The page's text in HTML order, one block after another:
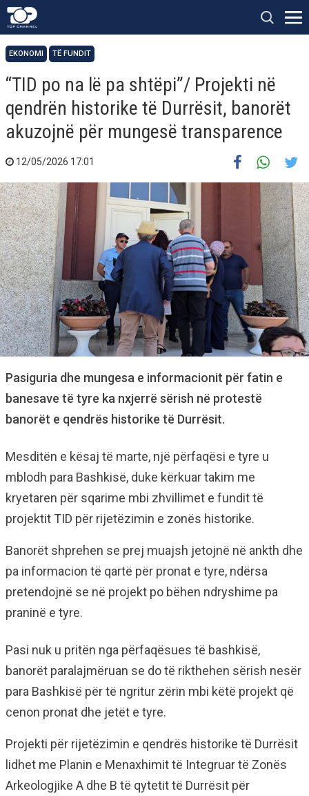
EKONOMI TË FUNDIT
“TID po na lë pa shtëpi”/ Projekti në
qendrën historike të Durrësit, banorët
akuzojnë për mungesë transparence
12/05/2026 17:01
Pasiguria dhe mungesa e informacionit për fatin e
banesave të tyre ka nxjerrë sërish në protestë
banorët e qendrës historike të Durrësit.
Mesditën e kësaj të marte, një përfaqësi e tyre u
mblodh para Bashkisë, duke kërkuar takim me
kryetaren për sqarime mbi zhvillimet e fundit të
projektit TID për rijetëzimin e zonës historike.
Banorët shprehen se prej muajsh jetojnë në ankth dhe
pa informacion të qartë për pronat e tyre, ndërsa
pretendojnë se në projekt po bëhen ndryshime pa
praninë e tyre.
Pasi nuk u pritën nga përfaqësues të bashkisë,
banorët paralajmëruan se do të rikthehen sërish nesër
para Bashkisë për të ngritur zërin mbi këtë projekt që
cenon pronat dhe jetët e tyre.
Projekti për rijetëzimin e qendrës historike të Durrësit
lidhet me Planin e Menaxhimit të Integruar të Zonës
Arkeologjike A dhe B të qytetit të Durrësit për